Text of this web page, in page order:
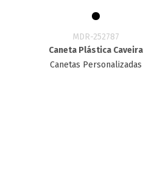
MDR-252787
Caneta Plástica Caveira
Canetas Personalizadas